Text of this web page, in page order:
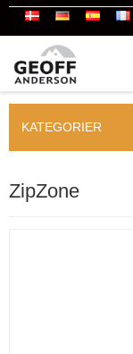
KATEGORIER
ZipZone